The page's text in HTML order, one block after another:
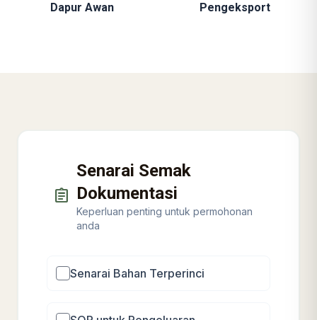
Dapur Awan Pengeksport
assignment
Senarai Semak
Dokumentasi
Keperluan penting untuk permohonan
anda
Senarai Bahan Terperinci